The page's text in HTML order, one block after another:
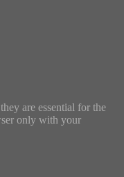
are essential for the
only with your